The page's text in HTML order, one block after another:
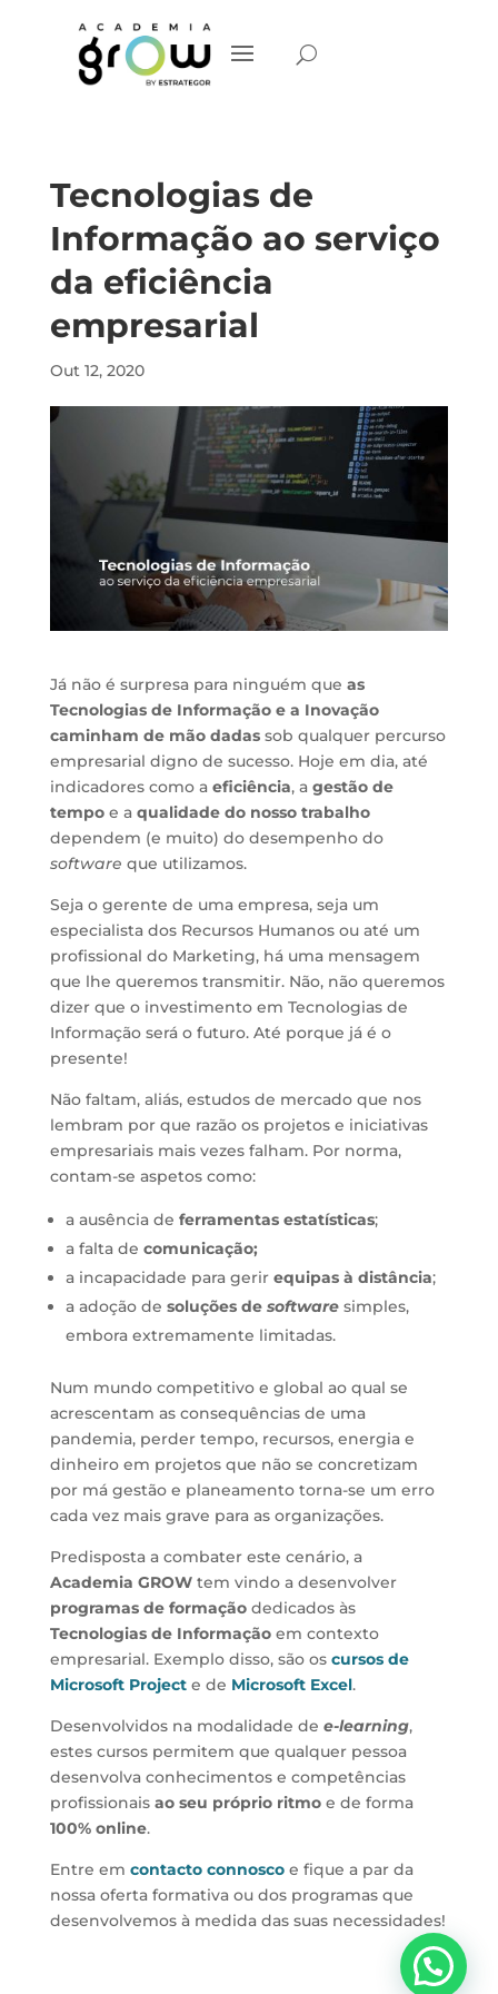
Tecnologias de
Informação ao serviço
da eficiência
empresarial
Out 12, 2020
Já não é surpresa para ninguém que as
Tecnologias de Informação e a Inovação
caminham de mão dadassob qualquer percurso
empresarial digno de sucesso. Hoje em dia, até
indicadores como a eficiência, a gestão de
tempoe a qualidade do nosso trabalho
dependem (e muito) do desempenho do
software que utilizamos.
Seja o gerente de uma empresa, seja um
especialista dos Recursos Humanos ou até um
profissional do Marketing, há uma mensagem
que lhe queremos transmitir. Não, não queremos
dizer que o investimento em Tecnologias de
Informação será o futuro. Até porque já é o
presente!
Não faltam, aliás, estudos de mercado que nos
lembram por que razão os projetos e iniciativas
empresariais mais vezes falham. Por norma,
contam-se aspetos como:
a ausência de ferramentas estatísticas;
a falta de comunicação;
a incapacidade para gerir equipas à distância;
a adoção de soluções de softwaresimples,
embora extremamente limitadas.
Num mundo competitivo e global ao qual se
acrescentam as consequências de uma
pandemia, perder tempo, recursos, energia e
dinheiro em projetos que não se concretizam
por má gestão e planeamento torna-se um erro
cada vez mais grave para as organizações.
Predisposta a combater este cenário, a
Academia GROWtem vindo a desenvolver
programas de formação dedicados às
Tecnologias de Informaçãoem contexto
empresarial. Exemplo disso, são os cursos de
Microsoft Projecte de Microsoft Excel.
Desenvolvidos na modalidade de e-learning,
estes cursos permitem que qualquer pessoa
desenvolva conhecimentos e competências
profissionais ao seu próprio ritmoe de forma
100% online.
Entre em contacto connoscoe fique a par da
nossa oferta formativa ou dos programas que
desenvolvemos à medida das suas necessidades!